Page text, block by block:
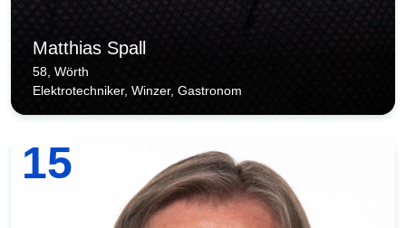
Matthias Spall
58, Wörth
Elektrotechniker, Winzer, Gastronom
15